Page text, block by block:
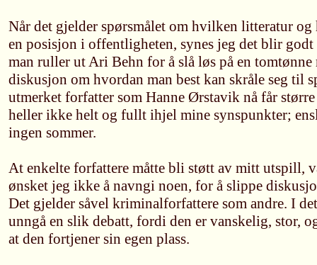
Når det gjelder spørsmålet om hvilken litteratur
en posisjon i offentligheten, synes jeg det blir
man ruller ut Ari Behn for å slå løs på en
diskusjon om hvordan man best kan skråle seg til
utmerket forfatter som Hanne Ørstavik nå får
heller ikke helt og fullt ihjel mine synspunkter;
ingen sommer.
At enkelte forfattere måtte bli støtt av mitt utspill,
ønsket jeg ikke å navngi noen, for å slippe
Det gjelder såvel kriminalforfattere som andre. I
unngå en slik debatt, fordi den er vanskelig, stor,
at den fortjener sin egen plass.